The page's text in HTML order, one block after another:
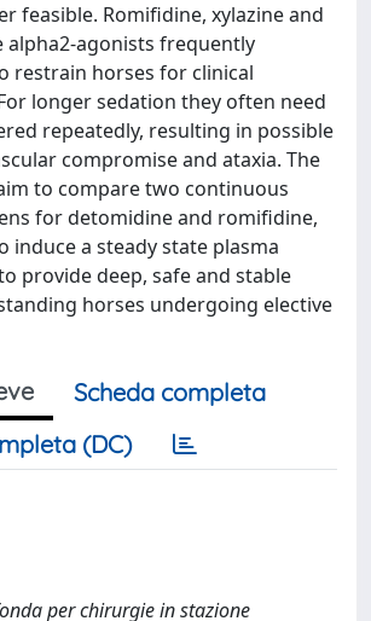
feasible. Romifidine, xylazine and
alpha2-agonists frequently
restrain horses for clinical
longer sedation they often need
repeatedly, resulting in possible
compromise and ataxia. The
to compare two continuous
for detomidine and romifidine,
induce a steady state plasma
provide deep, safe and stable
horses undergoing elective
Scheda completa
(DC)
per chirurgie in stazione